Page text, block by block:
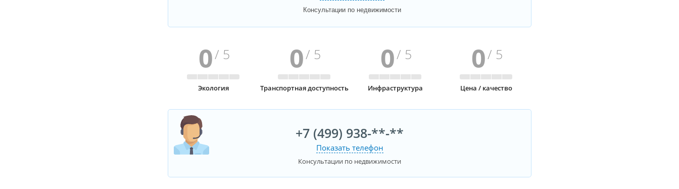
Консультации по недвижимости
0/ 5
Экология
0/ 5
Транспортная доступность
0/ 5
Инфраструктура
0/ 5
Цена / качество
+7 (499) 938-**-**
Показать телефон
Консультации по недвижимости